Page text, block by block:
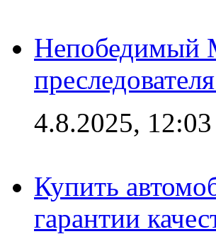
Непобедимый
4.8.2025, 12:03
Купить
гарантии